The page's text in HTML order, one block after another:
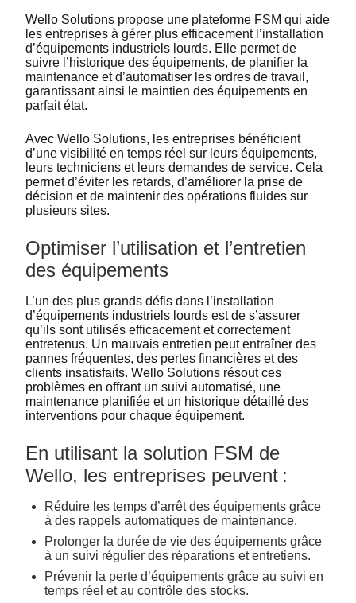
Wello Solutions propose une plateforme FSM qui aide
les entreprises à gérer plus efficacement l’installation
d’équipements industriels lourds. Elle permet de
suivre l’historique des équipements, de planifier la
maintenance et d’automatiser les ordres de travail,
garantissant ainsi le maintien des équipements en
parfait état.
Avec Wello Solutions, les entreprises bénéficient
d’une visibilité en temps réel sur leurs équipements,
leurs techniciens et leurs demandes de service. Cela
permet d’éviter les retards, d’améliorer la prise de
décision et de maintenir des opérations fluides sur
plusieurs sites.
Optimiser l’utilisation et l’entretien
des équipements
L’un des plus grands défis dans l’installation
d’équipements industriels lourds est de s’assurer
qu’ils sont utilisés efficacement et correctement
entretenus. Un mauvais entretien peut entraîner des
pannes fréquentes, des pertes financières et des
clients insatisfaits. Wello Solutions résout ces
problèmes en offrant un suivi automatisé, une
maintenance planifiée et un historique détaillé des
interventions pour chaque équipement.
En utilisant la solution FSM de
Wello, les entreprises peuvent :
Réduire les temps d’arrêt des équipements grâce
à des rappels automatiques de maintenance.
Prolonger la durée de vie des équipements grâce
à un suivi régulier des réparations et entretiens.
Prévenir la perte d’équipements grâce au suivi en
temps réel et au contrôle des stocks.